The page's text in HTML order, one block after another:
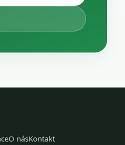
O násKontakt